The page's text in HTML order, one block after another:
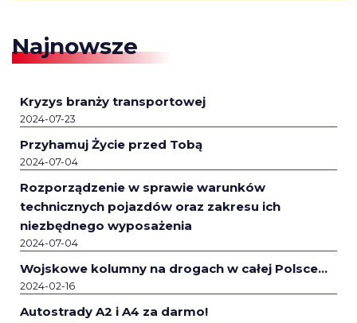
Najnowsze
Kryzys branży transportowej
2024-07-23
Przyhamuj Życie przed Tobą
2024-07-04
Rozporządzenie w sprawie warunków
technicznych pojazdów oraz zakresu ich
niezbędnego wyposażenia
2024-07-04
Wojskowe kolumny na drogach w całej Polsce…
2024-02-16
Autostrady A2 i A4 za darmo!